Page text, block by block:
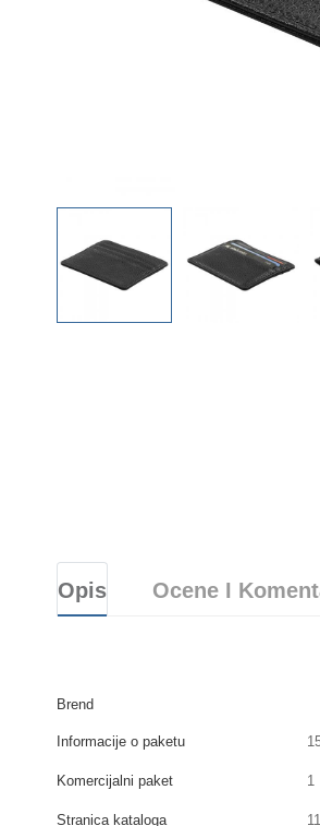
Opis Ocene I
Brend
Informacije o paketu
Komercijalni paket 1
Stranica kataloga